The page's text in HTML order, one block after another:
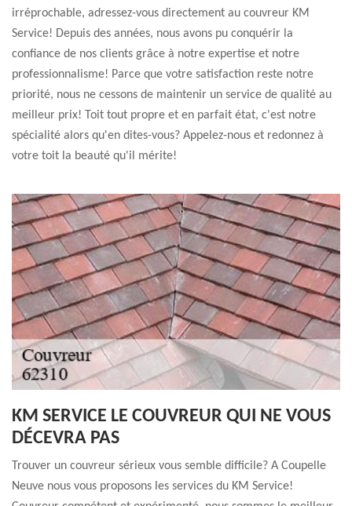
irréprochable, adressez-vous directement au couvreur KM
Service! Depuis des années, nous avons pu conquérir la
confiance de nos clients grâce à notre expertise et notre
professionnalisme! Parce que votre satisfaction reste notre
priorité, nous ne cessons de maintenir un service de qualité au
meilleur prix! Toit tout propre et en parfait état, c'est notre
spécialité alors qu'en dites-vous? Appelez-nous et redonnez à
votre toit la beauté qu'il mérite!
KM SERVICE LE COUVREUR QUI NE VOUS
DÉCEVRA PAS
Trouver un couvreur sérieux vous semble difficile? A Coupelle
Neuve nous vous proposons les services du KM Service!